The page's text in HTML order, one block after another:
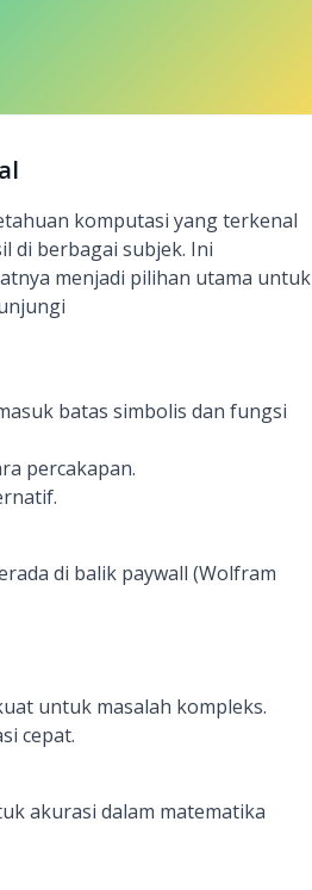
komputasi yang terkenal
di berbagai subjek. Ini
menjadi pilihan utama untuk
batas simbolis dan fungsi
percakapan.
di balik paywall (Wolfram
untuk masalah kompleks.
cepat.
akurasi dalam matematika